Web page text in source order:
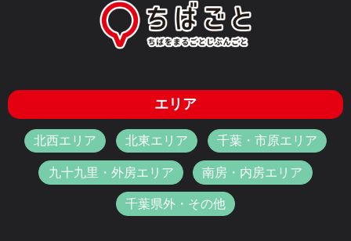
エリア
北西エリア 北東エリア 千葉・市原エリア
九十九里・外房エリア 南房・内房エリア
千葉県外・その他